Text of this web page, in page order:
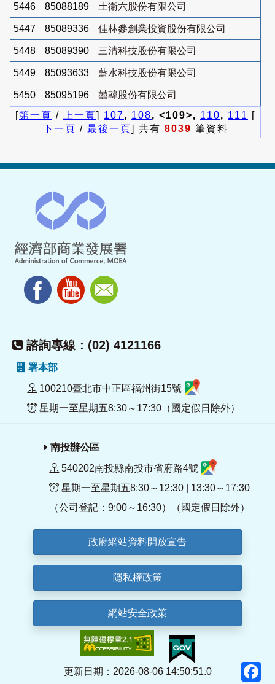
5446 85088189 土衛六股份有限公司
5447 85089336 佳林參創業投資股份有限公司
5448 85089390 三清科技股份有限公司
5449 85093633 藍水科技股份有限公司
5450 85095196
囍韓股份有限公司
[第一頁 / 上一頁] 107, 108, <109>, 110, 111
[
下一頁 / 最後一頁] 共有 8039 筆資料
諮詢專線：(02) 4121166
署本部
100210臺北市中正區福州街15號
星期一至星期五8:30～17:30（國定假日除外）
南投辦公區
540202南投縣南投市省府路4號
星期一至星期五8:30～12:30 | 13:30～17:30
（公司登記：9:00～16:30）（國定假日除外）
政府網站資料開放宣告
隱私權政策
網站安全政策
更新日期：2026-08-06 14:50:51.0